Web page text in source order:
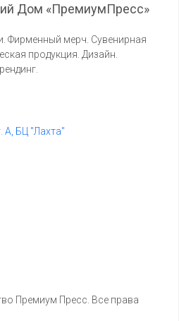
Премиум Пресс. Все права
Дом «ПремиумПресс»
Фирменный мерч. Сувенирная
продукция. Дизайн.
А, БЦ "Лахта"